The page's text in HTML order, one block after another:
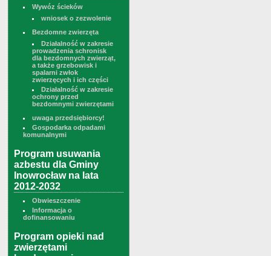
Wywóz ścieków
wniosek o zezwolenie
Bezdomne zwierzęta
Działalność w zakresie
prowadzenia schronisk
dla bezdomnych zwierząt,
a także grzebowisk i
spalarni zwłok
zwierzęcych i ich części
Działalność w zakresie
ochrony przed
bezdomnymi zwierzętami
uwaga przedsiębiorcy!
Gospodarka odpadami
komunalnymi
Program usuwania
azbestu dla Gminy
Inowrocław na lata
2012-2032
Obwieszczenie
Informacja o
dofinansowaniu
Program opieki nad
zwierzętami